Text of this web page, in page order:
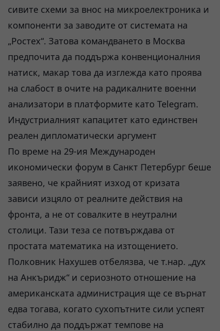
сивите схеми за внос на микроелектроника и
компоненти за заводите от системата на
„Ростех“. Затова командването в Москва
предпочита да поддържа конвенционалния
натиск, макар това да изглежда като проява
на слабост в очите на радикалните военни
анализатори в платформите като Telegram.
Индустриалният капацитет като единствен
реален дипломатически аргумент
По време на 29-ия Международен
икономически форум в Санкт Петербург беше
заявено, че крайният изход от кризата
зависи изцяло от реалните действия на
фронта, а не от совалките в неутрални
столици. Тази теза се потвърждава от
простата математика на изтощението.
Полковник Нахушев отбелязва, че т.нар. „дух
на Анкъридж“ и сериозното отношение на
американската администрация ще се върнат
едва тогава, когато сухопътните сили успеят
стабилно да поддържат темпове на